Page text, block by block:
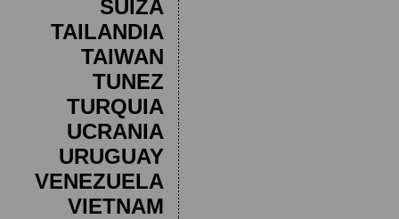
SUIZA
TAILANDIA
TAIWAN
TUNEZ
TURQUIA
UCRANIA
URUGUAY
VENEZUELA
VIETNAM